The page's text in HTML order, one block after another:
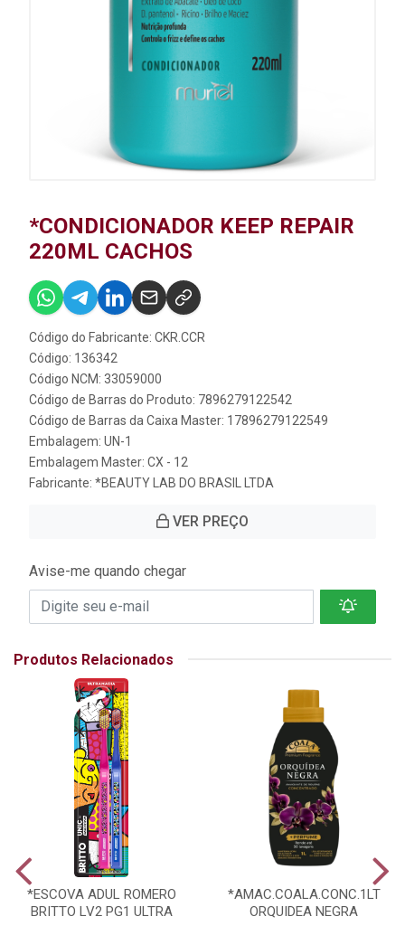
*CONDICIONADOR KEEP REPAIR
220ML CACHOS
Código do Fabricante: CKR.CCR
Código: 136342
Código NCM: 33059000
Código de Barras do Produto: 7896279122542
Código de Barras da Caixa Master: 17896279122549
Embalagem: UN-1
Embalagem Master: CX - 12
Fabricante: *BEAUTY LAB DO BRASIL LTDA
VER PREÇO
Avise-me quando chegar
Produtos Relacionados
*ESCOVA ADUL ROMERO
BRITTO LV2 PG1 ULTRA
*AMAC.COALA.CONC.1LT
ORQUIDEA NEGRA